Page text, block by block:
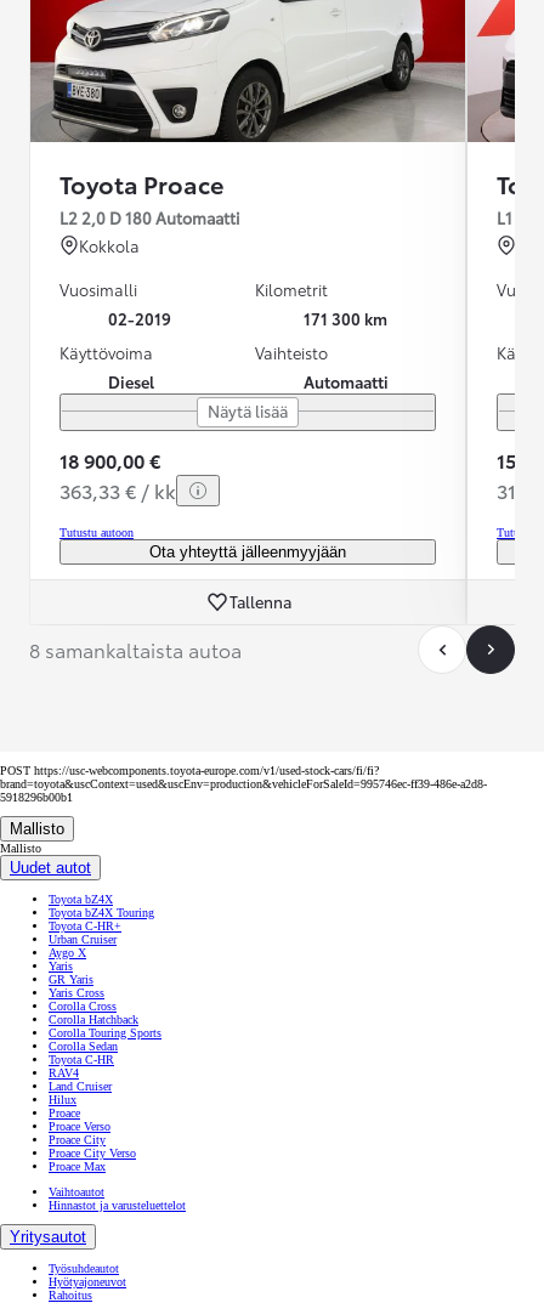
Toyota Proace
L2 2,0 D 180 Automaatti
Kokkola
Vuosimalli
02-2019
Kilometrit
171 300 km
Käyttövoima
Diesel
Vaihteisto
Automaatti
Näytä lisää
18 900,00 €
363,33 € / kk
Tutustu autoon
Ota yhteyttä jälleenmyyjään
Tallenna
L1
15
Tutustu
8 samankaltaista autoa
POST https://usc-webcomponents.toyota-europe.com/v1/used-stock-cars/fi/fi?
brand=toyota&uscContext=used&uscEnv=production&vehicleForSaleId=995746ec-ff39-486e-a2d8-
5918296b00b1
Mallisto
Mallisto
Uudet autot
Toyota bZ4X
Toyota bZ4X Touring
Toyota C-HR+
Urban Cruiser
Aygo X
Yaris
GR Yaris
Yaris Cross
Corolla Cross
Corolla Hatchback
Corolla Touring Sports
Corolla Sedan
Toyota C-HR
RAV4
Land Cruiser
Hilux
Proace
Proace Verso
Proace City
Proace City Verso
Proace Max
Vaihtoautot
Hinnastot ja varusteluettelot
Yritysautot
Työsuhdeautot
Hyötyajoneuvot
Rahoitus